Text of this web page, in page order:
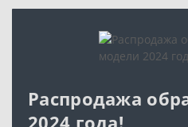
Распродажа
2024 года!